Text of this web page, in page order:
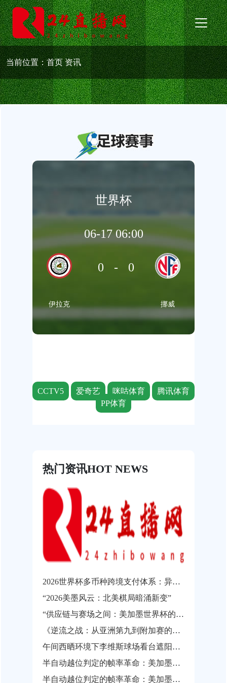
当前位置：首页资讯
世界杯
06-17 06:00
伊拉克
0-0
挪威
CCTV5 爱奇艺 咪咕体育
腾讯体育
PP体育
热门资讯HOT NEWS
2026世界杯多币种跨境支付体系：异构结算系统的互操作瓶颈与协同发展路径
“2026美墨风云：北美棋局暗涌新变”
“供应链与赛场之间：美加墨世界杯的物流通关瓶颈”
《逆流之战：从亚洲第九到附加赛的涅槃之路》
午间西晒环境下李维斯球场看台遮阳性能实测与观赛热舒适影响分析
半自动越位判定的帧率革命：美加墨世界杯背后的实时影像解析技术
半自动越位判定的帧率革命：美加墨世界杯背后的实时影像解析技术